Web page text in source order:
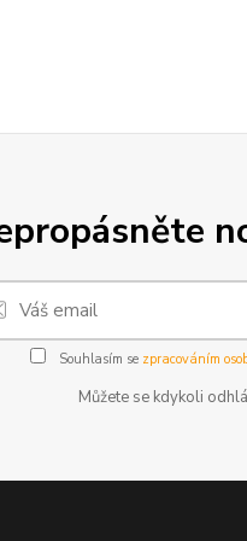
Souhlasím se zpracováním
Můžete se kdykoli